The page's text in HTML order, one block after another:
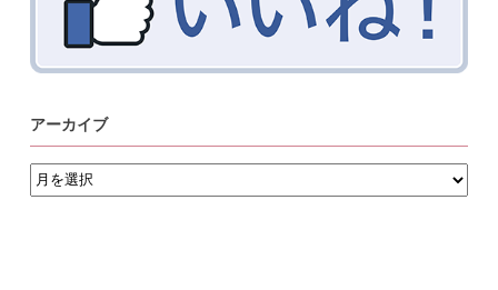
アーカイブ
ア
ー
カ